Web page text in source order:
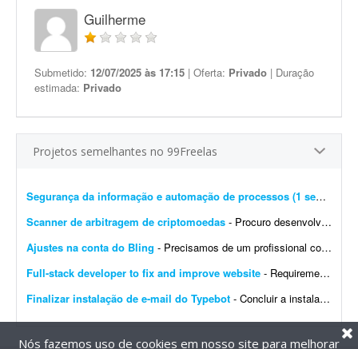
Guilherme
Submetido: 12/07/2025 às 17:15 | Oferta: Privado | Duração
estimada: Privado
Projetos semelhantes no 99Freelas
Segurança da informação e automação de processos (1 semana)
Scanner de arbitragem de criptomoedas - Procuro desenvolvedor full stack para criar uma plataforma profissional e scanner de arbitragem de criptomoedas, semelhante às principais soluções internacionais do mercado, po...
Ajustes na conta do Bling - Precisamos de um profissional com experiência em e-commerce e em configurações no Bling. Atualmente temos a conta de um cliente integrada com loja própria, Mercado Livre,...
Full-stack developer to fix and improve website - Requirements: - Basic to intermediate full-stack development skills - Experience with front-end and back-end web development - Ability to troubleshoot bugs and make small improvements - Good commu...
Finalizar instalação de e-mail do Typebot - Concluir a instalação de e-mail do Typebot. Configurar SMTP, validar o envio de mensagens e integrar a funcionalidade com a instância atual. Entregar documentação ...
Nós fazemos uso de cookies em nosso site para melhorar